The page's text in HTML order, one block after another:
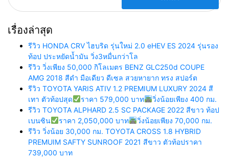
เรื่องล่าสุด
รีวิว HONDA CRV ไฮบริด รุ่นใหม่ 2.0 eHEV ES 2024 รุ่นรอง
ท้อป ประหยัดน้ำมัน วิ่ง3หมื่นกว่าโล
รีวิว วิ่งเพียง 50,000 กิโลเมตร BENZ GLC250d COUPE
AMG 2018 สีดำ มือเดียว ดีเซล สวยหายาก ทรง สปอร์ต
รีวิว TOYOTA YARIS ATIV 1.2 PREMIUM LUXURY 2024 สี
เทา ตัวท้อปสุด
ราคา 579,000 บาท
วิ่งน้อยเพียง 400 กม.
รีวิว TOYOTA ALPHARD 2.5 SC PACKAGE 2022 สีขาว ท้อป
เบนซิน
ราคา 2,050,000 บาท
วิ่งน้อยเพียง 70,000 กม.
รีวิว วิ่งน้อย 30,000 กม. TOYOTA CROSS 1.8 HYBRID
PREMUIM SAFTY SUNROOF 2021 สีขาว ตัวท้อปราคา
739,000 บาท